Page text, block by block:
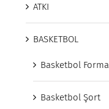
ATKI
BASKETBOL
Basketbol Forma
Basketbol Şort